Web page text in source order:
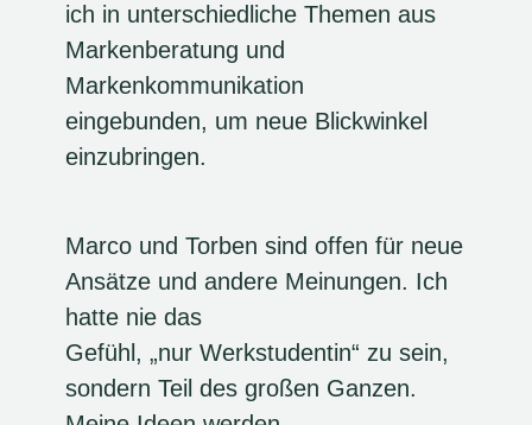
ich in unterschiedliche Themen aus
Markenberatung und
Markenkommunikation
eingebunden, um neue Blickwinkel
einzubringen.
Marco und Torben sind offen für neue
Ansätze und andere Meinungen. Ich
hatte nie das
Gefühl, „nur Werkstudentin“ zu sein,
sondern Teil des großen Ganzen.